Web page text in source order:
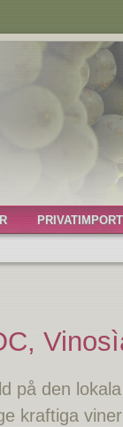
PRIVATIMPORT
på den
kraftiga